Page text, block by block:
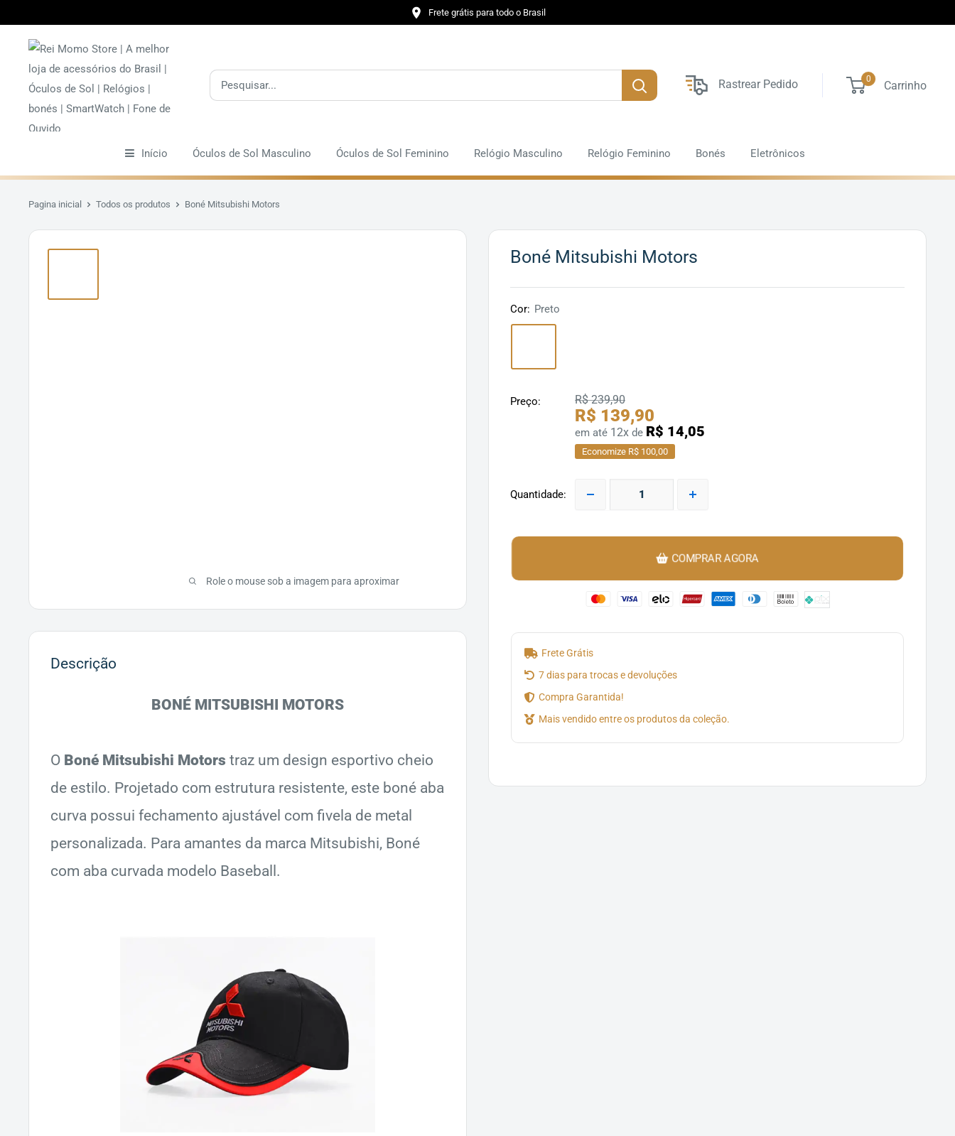
Frete grátis para todo o Brasil
Rastrear Pedido 0 Carrinho
Início Óculos de Sol Masculino Óculos de Sol Feminino Relógio Masculino Relógio Feminino Bonés Eletrônicos
Pagina inicial Todos os produtos Boné Mitsubishi Motors
Role o mouse sob a imagem para aproximar
Boné Mitsubishi Motors
Cor: Preto
Preço: R$ 239,90
R$ 139,90
em até 12x de R$ 14,05
Economize R$ 100,00
Quantidade:
COMPRAR AGORA
Frete Grátis
7 dias para trocas e devoluções
Compra Garantida!
Mais vendido entre os produtos da coleção.
Descrição
BONÉ MITSUBISHI MOTORS
O Boné Mitsubishi Motors traz um design esportivo cheio
de estilo. Projetado com estrutura resistente, este boné aba
curva possui fechamento ajustável com fivela de metal
personalizada. Para amantes da marca Mitsubishi, Boné
com aba curvada modelo Baseball.